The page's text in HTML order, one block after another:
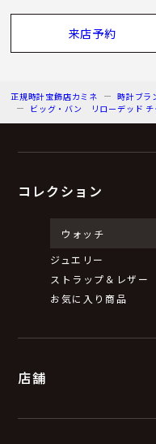
来店予約
正規時計宝飾店カミネ 時計ブラ
ビッグ・バン リローデッド チ
コレクション
ウォッチ
ジュエリー
ストラップ＆レザー
お気に入り商品
店舗